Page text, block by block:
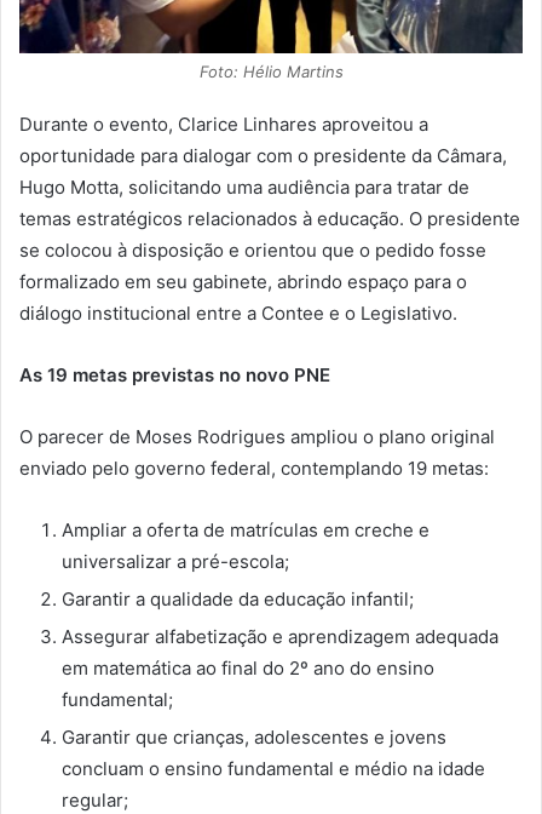
Foto: Hélio Martins
Durante o evento, Clarice Linhares aproveitou a
oportunidade para dialogar com o presidente da Câmara,
Hugo Motta, solicitando uma audiência para tratar de
temas estratégicos relacionados à educação. O presidente
se colocou à disposição e orientou que o pedido fosse
formalizado em seu gabinete, abrindo espaço para o
diálogo institucional entre a Contee e o Legislativo.
As 19 metas previstas no novo PNE
O parecer de Moses Rodrigues ampliou o plano original
enviado pelo governo federal, contemplando 19 metas:
Ampliar a oferta de matrículas em creche e
universalizar a pré-escola;
Garantir a qualidade da educação infantil;
Assegurar alfabetização e aprendizagem adequada
em matemática ao final do 2º ano do ensino
fundamental;
Garantir que crianças, adolescentes e jovens
concluam o ensino fundamental e médio na idade
regular;